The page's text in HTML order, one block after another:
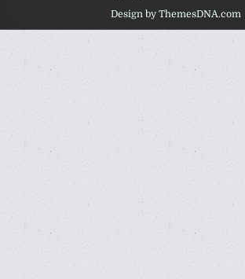
Design by ThemesDNA.com